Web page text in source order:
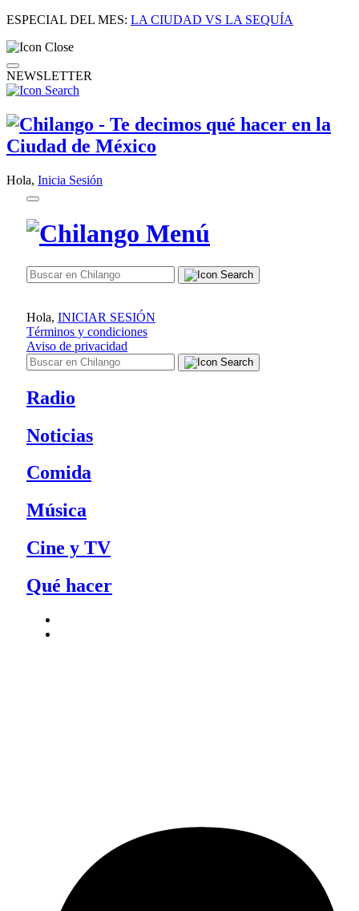
ESPECIAL DEL MES: LA CIUDAD VS LA SEQUÍA
NEWSLETTER
Hola, Inicia Sesión
Hola, INICIAR SESIÓN
Términos y condiciones
Aviso de privacidad
Radio
Noticias
Comida
Música
Cine y TV
Qué hacer